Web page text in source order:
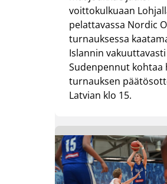
voittokulkuaan
pelattavassa Nordic
turnauksessa
Islannin vakuuttavasti
Sudenpennut kohtaa
turnauksen
Latvian klo 15.